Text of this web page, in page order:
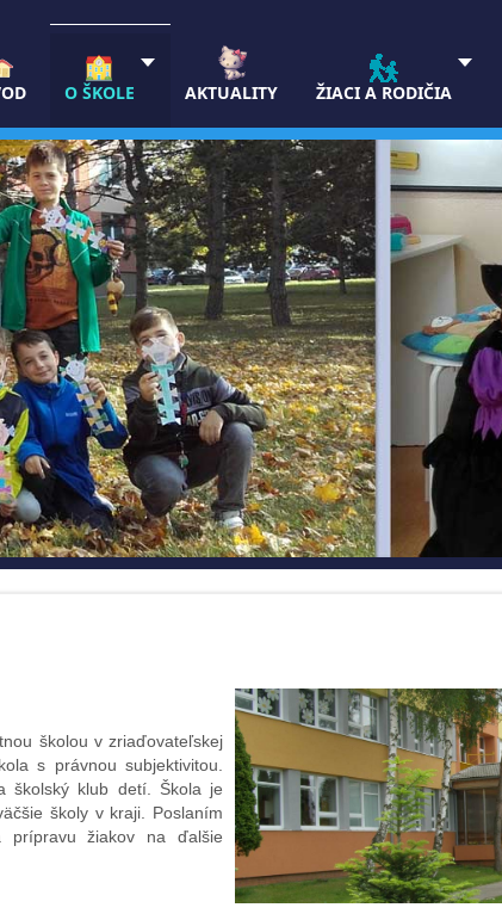
O ŠKOLE AKTUALITY ŽIACI A RODIČIA
školou v zriaďovateľskej
s právnou subjektivitou.
školský klub detí. Škola je
školy v kraji. Poslaním
prípravu žiakov na ďalšie